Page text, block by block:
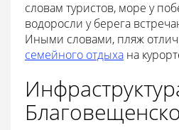
словам туристов, море у
водоросли у берега
Иными словами, пляж
семейного отдыха на